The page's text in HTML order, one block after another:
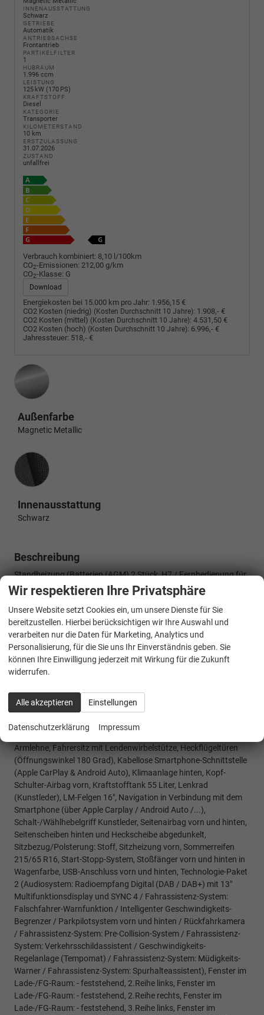
INNENAUSSTATTUNG
Schwarz
GETRIEBE
Automatik
ANTRIEBSACHSE
Frontantrieb
PARTIKELFILTER
1
HUBRAUM
1.996 ccm
LEISTUNG
125 kW (170 PS)
KRAFTSTOFF
Diesel
KATEGORIE
Transporter
KILOMETERSTAND
10 km
ERSTZULASSUNG
31.07.2026
ZUSTAND
unfallfrei
Verbrauch kombiniert: 8,10 l/100km
CO2-Emissionen: 212,00 g/km
CO2-Klasse: G
Download
Energiekosten bei 15.000 km pro Jahr: 1.956,15 €
CO2 Kosten (niedrig) (Kosten Durchschnitt 10 Jahre): 1.908,- €
CO2 Kosten (mittel) (Kosten Durchschnitt 10 Jahre): 4.531,50 €
CO2 Kosten (hoch) (Kosten Durchschnitt 10 Jahre): 6.996,- €
Jahressteuer: 518,- €
Außenfarbe
Magnetic Metallic
Innenausstattung
Innenausstattung
Schwarz
Beschreibung
Standheizung (Batterien (AGM) 2 Stück, H7 / Fernbedienung für
Standheizung / Zusatzheizung), Scheinwerfer LED
(Blinkleuchten LED / Fahrassistenz-System: Fernlichtassistent
(Scheinwerfer mit Abblendautomatik) / Tagfahrlicht LED),
Anhängerkupplung: Kugelkopf fest, Schiebetür
Lade-/Fahrgastraum links, KeyFree-System, Frontscheibe
heizbar, Außenspiegel elektr. anklappbar (Blinkleuchte in
Außenspiegel integriert), Fensterheber elektrisch vorn mit
Quickdown / -up-Schaltung Fahrer-/Beifahrerseite, 10
Sitzbank, AdBlue Tank 20L, Airbag Fahrer-/Beifahrerseite,
Anschlussgarantie (3 Jahre / 200.000 km), Außenspiegel in
Wagenfarbe, Beifahrerdoppelsitz, Fahrassistenz-System:
Armlehne, Fahrersitz mit Lendenwirbelstütze, Heckflügeltüren
(Öffnungswinkel 180 Grad), Kabellose Smartphone-Schnittstelle
(Apple CarPlay & Android Auto), Klimaanlage hinten, Kopf-
Schulter-Airbag vorn, Kraftstofftank 55 Liter, Lenkrad
(Kunstleder), LM-Felgen 16", Navigation in Verbindung mit dem
Smartphone (über Apple Carplay / Android Auto /...),
Schalt-/Wählhebelgriff Kunstleder, Seitenairbag vorn und hinten,
Seitenscheiben hinten und Heckscheibe abgedunkelt,
Sitzbezug/Polsterung: Stoff, Sitzheizung vorn, Sommerreifen
215/65 R16, Start-Stopp-System, Stoßfänger vorn und hinten in
Wagenfarbe, USB-Anschluss vorn und hinten, Technologie-Paket
2 (Audiosystem: Radioempfang Digital (DAB / DAB+) mit 13"
Multifunktionsdisplay und SYNC 4 / Fahrassistenz-System:
Falschfahrer-Warnfunktion / Intelligenter Geschwindigkeits-
Begrenzer / Parkpilotsystem vorn und hinten / Rückfahrkamera
/ Fahrassistenz-System: Pre-Collision-System / Fahrassistenz-
System: Verkehrsschildassistent / Geschwindigkeits-
Regelanlage (Tempomat) / Fahrassistenz-System: Müdigkeits-
Warner / Fahrassistenz-System: Spurhalteassistent), Fenster im
Lade-/FG-Raum: - feststehend, 2.Reihe links, Fenster im
Lade-/FG-Raum: - feststehend, 2.Reihe rechts, Fenster im
Lade-/FG-Raum: - feststehend, 3.Reihe links, Fenster im
Wir respektieren Ihre Privatsphäre
Unsere Website setzt Cookies ein, um unsere Dienste für Sie
bereitzustellen. Hierbei berücksichtigen wir Ihre Auswahl und
verarbeiten nur die Daten für Marketing, Analytics und
Personalisierung, für die Sie uns Ihr Einverständnis geben. Sie
können Ihre Einwilligung jederzeit mit Wirkung für die Zukunft
widerrufen.
Alle akzeptieren Einstellungen
Datenschutzerklärung Impressum